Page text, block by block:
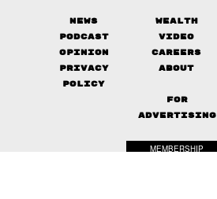
News Wealth
Podcast
Video
Opinion
Careers
Privacy
Policy
About
FOR
ADVERTISING
MEMBERSHIP